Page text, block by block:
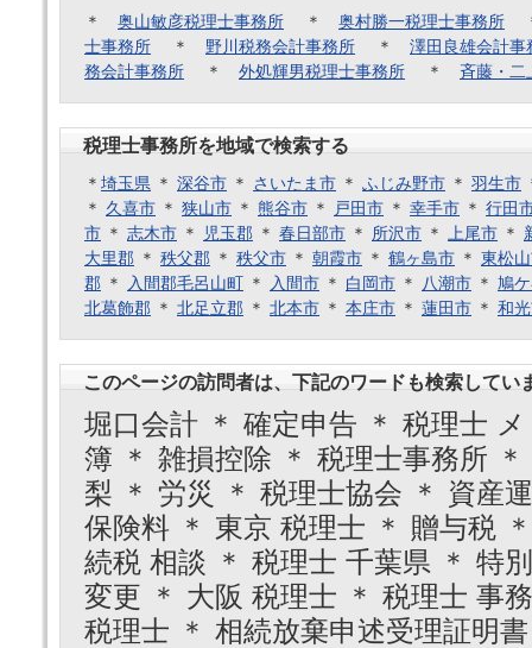
＊ 奥山敏彦税理士事務所 ＊ 奥村勝一税理士事務所
士事務所 ＊ 野川税務会計事務所 ＊ 澤田良雄会計事
務会計事務所 ＊ 外処輝男税理士事務所 ＊ 斉藤・二
税理士事務所を地域で検索する
＊ 埼玉県 ＊ 深谷市 ＊ さいたま市 ＊ ふじみ野市 ＊ 羽生市
＊ 久喜市 ＊ 狭山市 ＊ 熊谷市 ＊ 戸田市 ＊ 幸手市 ＊ 行田
市 ＊ 志木市 ＊ 児玉郡 ＊ 春日部市 ＊ 所沢市 ＊ 上尾市 ＊
大里郡 ＊ 秩父郡 ＊ 秩父市 ＊ 朝霞市 ＊ 鶴ヶ島市 ＊ 東松
郡 ＊ 入間郡毛呂山町 ＊ 入間市 ＊ 白岡市 ＊ 八潮市 ＊ 鳩
北葛飾郡 ＊ 北足立郡 ＊ 北本市 ＊ 本庄市 ＊ 蓮田市 ＊ 和
このページの訪問者は、下記のワードも検索してい
堀口会計 ＊ 確定申告 ＊ 税理士
簿 ＊ 雑損控除 ＊ 税理士事務所
梨 ＊ 労災 ＊ 税理士協会 ＊ 資産
保険料 ＊ 東京 税理士 ＊ 贈与税
続税 相談 ＊ 税理士 千葉県 ＊ 特
変更 ＊ 大阪 税理士 ＊ 税理士 事
税理士 ＊ 相続放棄申述受理証明